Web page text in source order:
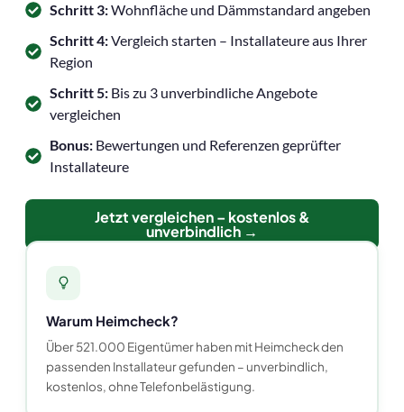
Schritt 3:Wohnfläche und Dämmstandard angeben
Schritt 4:Vergleich starten – Installateure aus Ihrer
Region
Schritt 5: Bis zu 3 unverbindliche Angebote
vergleichen
Bonus: Bewertungen und Referenzen geprüfter
Installateure
Jetzt vergleichen – kostenlos &
unverbindlich →
Warum Heimcheck?
Über 521.000 Eigentümer haben mit Heimcheck den
passenden Installateur gefunden – unverbindlich,
kostenlos, ohne Telefonbelästigung.